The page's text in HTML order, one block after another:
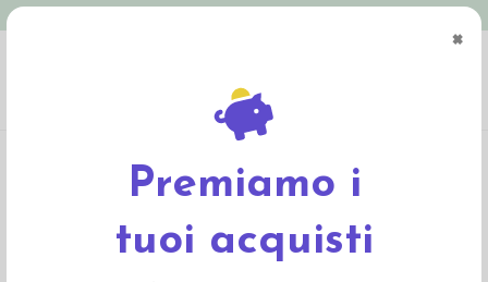
×
Premiamo i
tuoi acquisti
Lana cardata colore marrone chiaro 5635